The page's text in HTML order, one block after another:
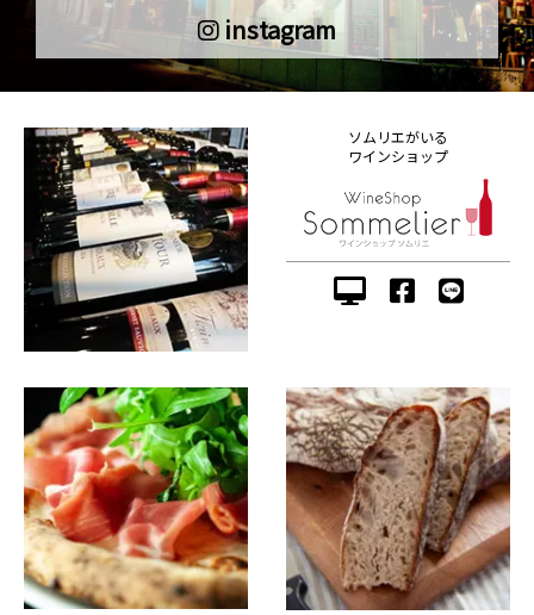
instagram
ソムリエがいる
ワインショップ